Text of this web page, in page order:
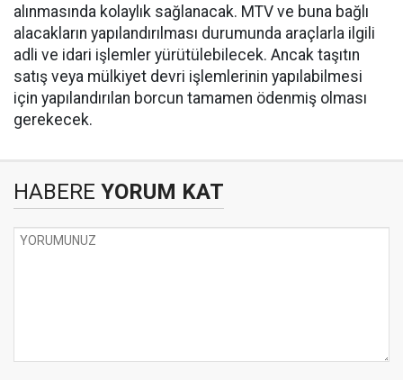
alınmasında kolaylık sağlanacak. MTV ve buna bağlı
alacakların yapılandırılması durumunda araçlarla ilgili
adli ve idari işlemler yürütülebilecek. Ancak taşıtın
satış veya mülkiyet devri işlemlerinin yapılabilmesi
için yapılandırılan borcun tamamen ödenmiş olması
gerekecek.
HABERE YORUM KAT